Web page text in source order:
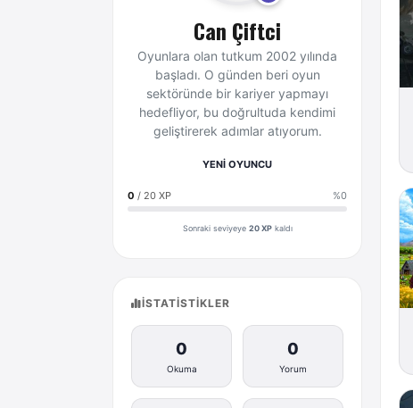
Can Çiftci
Oyunlara olan tutkum 2002 yılında
başladı. O günden beri oyun
sektöründe bir kariyer yapmayı
hedefliyor, bu doğrultuda kendimi
geliştirerek adımlar atıyorum.
YENİ OYUNCU
0 / 20 XP %0
Sonraki seviyeye 20 XPkaldı
İSTATISTIKLER
0
Okuma
0
Yorum